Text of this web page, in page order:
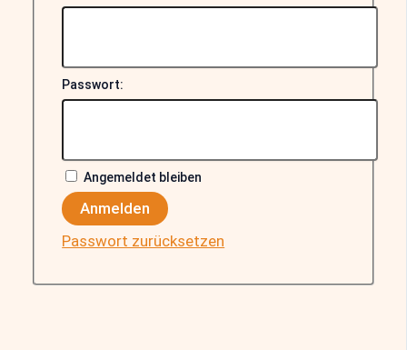
Passwort:
Angemeldet bleiben
Anmelden
Passwort zurücksetzen